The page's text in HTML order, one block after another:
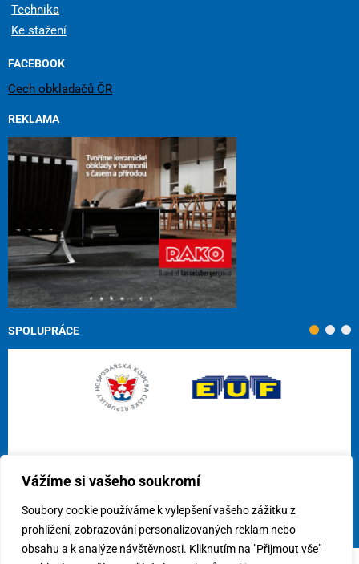
Vážíme si vašeho soukromí
Soubory cookie používáme k vylepšení vašeho zážitku z
prohlížení, zobrazování personalizovaných reklam nebo
obsahu a k analýze návštěvnosti. Kliknutím na "Přijmout vše"
Technika
Ke stažení
FACEBOOK
Cech obkladačů ČR
REKLAMA
SPOLUPRÁCE